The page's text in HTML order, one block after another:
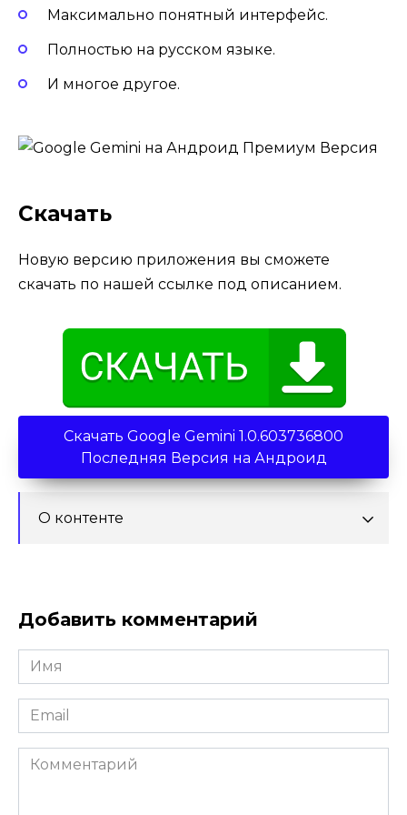
Максимально понятный интерфейс.
Полностью на русском языке.
И многое другое.
Скачать
Новую версию приложения вы сможете
скачать по нашей ссылке под описанием.
Скачать Google Gemini 1.0.603736800
Последняя Версия на Андроид
О контенте
Добавить комментарий
Имя
*
Email
*
Комментарий